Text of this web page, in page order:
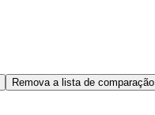
Remova a lista de comparação